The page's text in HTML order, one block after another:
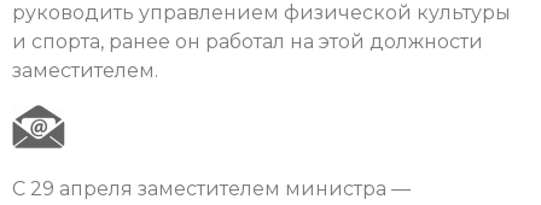
руководить управлением физической культуры
и спорта, ранее он работал на этой должности
заместителем.
С 29 апреля заместителем министра —